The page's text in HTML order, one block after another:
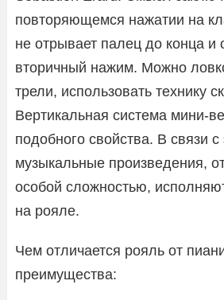
повторяющемся нажатии на
не отрывает палец до конца и
вторичный нажим. Можно
трели, использовать технику
Вертикальная система мини-
подобного свойства. В связи с
музыкальные произведения,
особой сложностью,
на рояле.
Чем отличается рояль от
преимущества: